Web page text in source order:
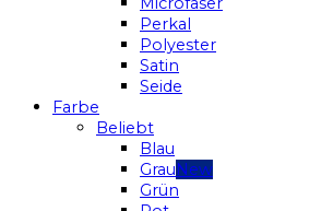
Perkal
Polyester
Satin
Seide
Farbe
Beliebt
Blau
Grau
Grün